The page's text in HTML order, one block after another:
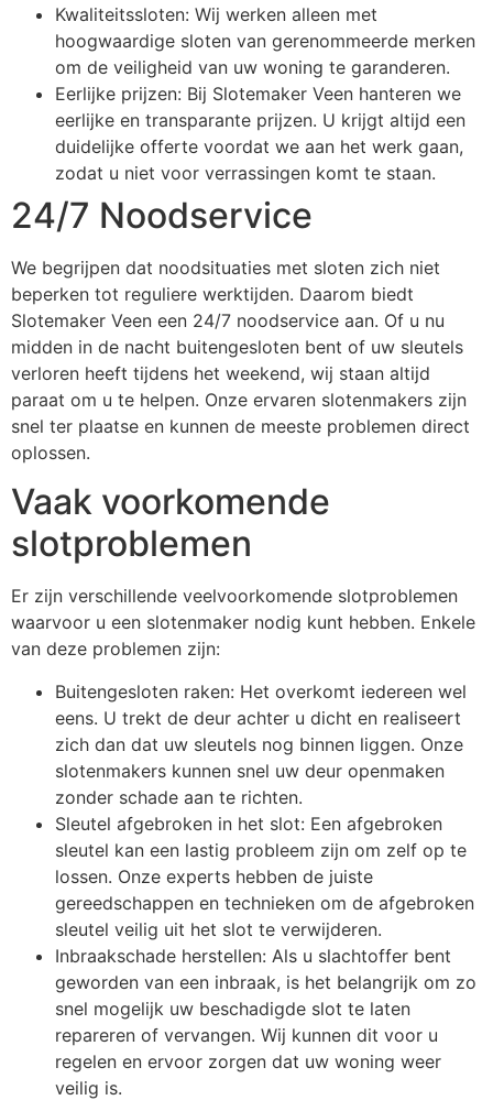
Kwaliteitssloten: Wij werken alleen met
hoogwaardige sloten van gerenommeerde merken
om de veiligheid van uw woning te garanderen.
Eerlijke prijzen: Bij Slotemaker Veen hanteren we
eerlijke en transparante prijzen. U krijgt altijd een
duidelijke offerte voordat we aan het werk gaan,
zodat u niet voor verrassingen komt te staan.
24/7 Noodservice
We begrijpen dat noodsituaties met sloten zich niet
beperken tot reguliere werktijden. Daarom biedt
Slotemaker Veen een 24/7 noodservice aan. Of u nu
midden in de nacht buitengesloten bent of uw sleutels
verloren heeft tijdens het weekend, wij staan altijd
paraat om u te helpen. Onze ervaren slotenmakers zijn
snel ter plaatse en kunnen de meeste problemen direct
oplossen.
Vaak voorkomende
slotproblemen
Er zijn verschillende veelvoorkomende slotproblemen
waarvoor u een slotenmaker nodig kunt hebben. Enkele
van deze problemen zijn:
Buitengesloten raken: Het overkomt iedereen wel
eens. U trekt de deur achter u dicht en realiseert
zich dan dat uw sleutels nog binnen liggen. Onze
slotenmakers kunnen snel uw deur openmaken
zonder schade aan te richten.
Sleutel afgebroken in het slot: Een afgebroken
sleutel kan een lastig probleem zijn om zelf op te
lossen. Onze experts hebben de juiste
gereedschappen en technieken om de afgebroken
sleutel veilig uit het slot te verwijderen.
Inbraakschade herstellen: Als u slachtoffer bent
geworden van een inbraak, is het belangrijk om zo
snel mogelijk uw beschadigde slot te laten
repareren of vervangen. Wij kunnen dit voor u
regelen en ervoor zorgen dat uw woning weer
veilig is.